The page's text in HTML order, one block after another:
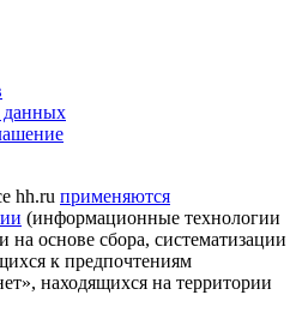
данных
hh.ru применяются
(информационные технологии
основе сбора, систематизации
к предпочтениям
находящихся на территории